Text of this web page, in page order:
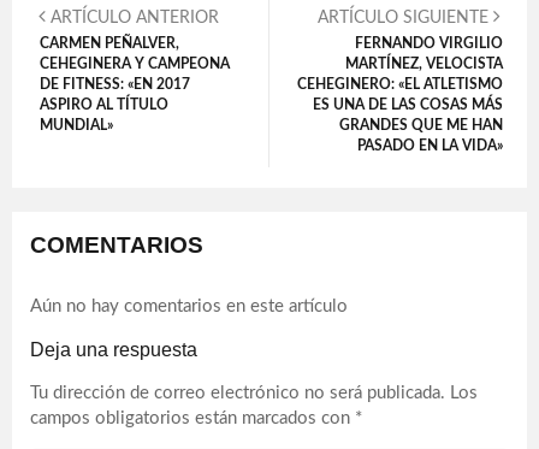
ARTÍCULO ANTERIOR
CARMEN PEÑALVER,
CEHEGINERA Y CAMPEONA
DE FITNESS: «EN 2017
ASPIRO AL TÍTULO
MUNDIAL»
ARTÍCULO SIGUIENTE
FERNANDO VIRGILIO
MARTÍNEZ, VELOCISTA
CEHEGINERO: «EL ATLETISMO
ES UNA DE LAS COSAS MÁS
GRANDES QUE ME HAN
PASADO EN LA VIDA»
COMENTARIOS
Aún no hay comentarios en este artículo
Deja una respuesta
Tu dirección de correo electrónico no será publicada. Los
campos obligatorios están marcados con *